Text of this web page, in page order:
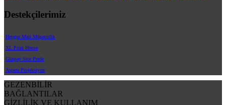
Destekçilerimiz
Hepgur Mali Müşavirlik
XL Print House
Günpay Stor Perde
Aspera Projeksiyon
GEZENBİLİR
BAĞLANTILAR
GİZLİLİK VE KULLANIM